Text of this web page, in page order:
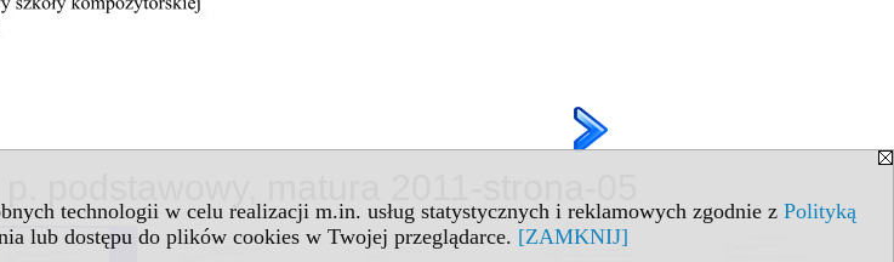
technologii w celu realizacji m.in. usług statystycznych i reklamowych zgodnie z Polityką
lub dostępu do plików cookies w Twojej przeglądarce. [ZAMKNIJ]